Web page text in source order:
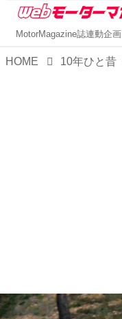
MotorMagazine誌連動企画
HOME 10年ひと昔